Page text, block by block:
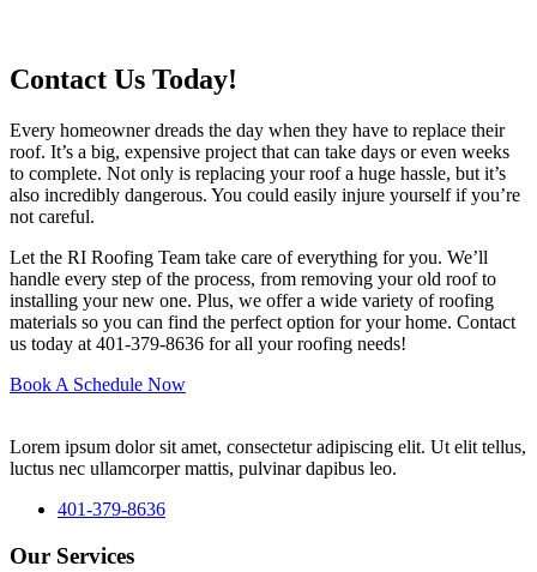
Contact Us Today!
Every homeowner dreads the day when they have to replace their
roof. It’s a big, expensive project that can take days or even weeks
to complete. Not only is replacing your roof a huge hassle, but it’s
also incredibly dangerous. You could easily injure yourself if you’re
not careful.
Let the RI Roofing Team take care of everything for you. We’ll
handle every step of the process, from removing your old roof to
installing your new one. Plus, we offer a wide variety of roofing
materials so you can find the perfect option for your home. Contact
us today at 401-379-8636 for all your roofing needs!
Book A Schedule Now
Lorem ipsum dolor sit amet, consectetur adipiscing elit. Ut elit tellus,
luctus nec ullamcorper mattis, pulvinar dapibus leo.
401-379-8636
Our Services